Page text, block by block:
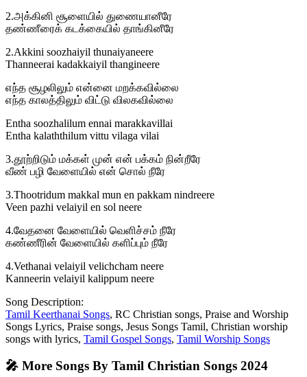
2.அக்கினி சூளையில் துணையானீரே
தண்ணீரைக் கடக்கையில் தாங்கினீரே
2.Akkini soozhaiyil thunaiyaneere
Thanneerai kadakkaiyil thangineere
எந்த சூழலிலும் என்னை மறக்கவில்லை
எந்த காலத்திலும் விட்டு விலகவில்லை
Entha soozhalilum ennai marakkavillai
Entha kalaththilum vittu vilaga vilai
3.தூற்றிடும் மக்கள் முன் என் பக்கம் நின்றீரே
வீண் பழி வேளையில் என் சொல் நீரே
3.Thootridum makkal mun en pakkam nindreere
Veen pazhi velaiyil en sol neere
4.வேதனை வேளையில் வெளிச்சம் நீரே
கண்ணீரின் வேளையில் களிப்பும் நீரே
4.Vethanai velaiyil velichcham neere
Kanneerin velaiyil kalippum neere
Song Description:
Tamil Keerthanai Songs, RC Christian songs, Praise and Worship
Songs Lyrics, Praise songs, Jesus Songs Tamil, Christian worship
songs with lyrics, Tamil Gospel Songs, Tamil Worship Songs
🎤 More Songs By Tamil Christian Songs 2024